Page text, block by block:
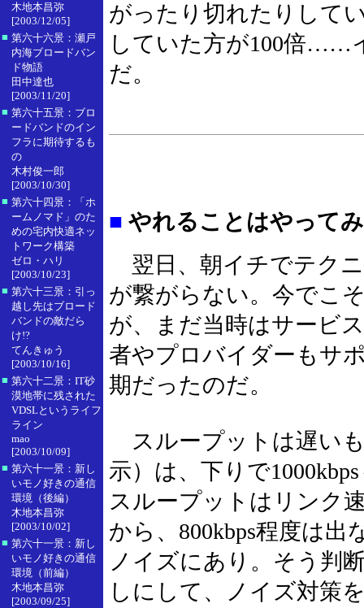
木地本昌弥
[2003/12/05]
■ 第六十六景：瀬戸
内海ブロードバン
ド物語
田中達也
[2003/11/20]
■ 第六十五景：ブロ
ードバンドのイン
フラに期待するも
の
木村俊一郎
[2003/10/30]
■ 第六十四景：「ホ
ームノマド」のた
めの宅内快適ネッ
トワーク構築
ゼロ・ハリ
[2003/10/23]
■ 第六十三景：引っ
越し先はブロード
バンドの敵だら
け!?
てんきゅう
[2003/10/16]
■ 第六十二景：IT砂
漠地帯に残された
VDSLというライフ
ライン
mao
[2003/10/09]
■ 第六十一景：新し
いモノ好きの通信
環境（後編）
木地本昌弥
[2003/10/02]
■ 第六十一景：新し
いモノ好きの通信
環境（前編）
木地本昌弥
[2003/09/25]
がったり切れたりして
していた方が100倍……
だ。
■ やれることはやって
翌日、朝イチでテク
が繋がらない。今でこ
が、まだ当時はサービ
者やプロバイダーもサ
期だったのだ。
スループットは遅い
示）は、下りで
スループットはリンク
から、800kbps程度は
ノイズにあり。そう判
しにして、ノイズ対策